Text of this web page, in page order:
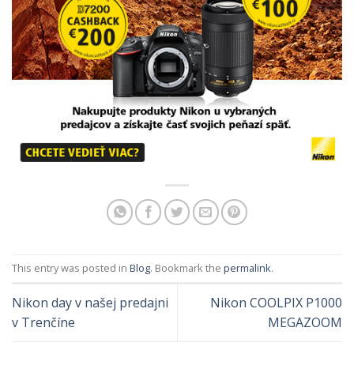
This entry was posted in Blog. Bookmark the permalink.
Nikon day v našej predajni
v Trenčíne
Nikon COOLPIX P1000
MEGAZOOM